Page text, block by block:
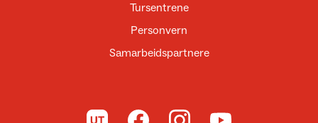
Tursentrene
Personvern
Samarbeidspartnere
Til UT.no Til DNT på Facebook
Til DNT på Instagram
Til DNT på YouTube